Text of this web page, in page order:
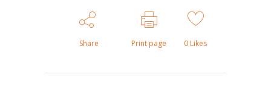
Share Print page 0 Likes